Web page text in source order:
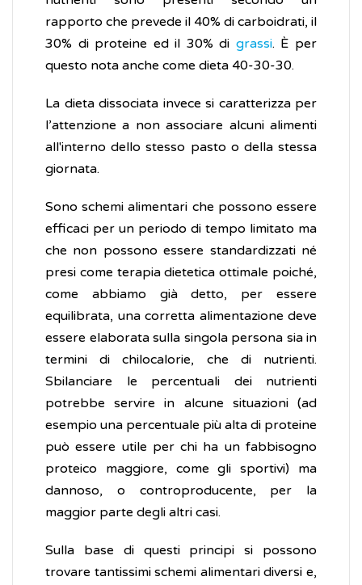
rapporto che prevede il 40% di carboidrati, il
30% di proteine ed il 30% di grassi. È per
questo nota anche come dieta 40-30-30.
La dieta dissociata invece si caratterizza per
l’attenzione a non associare alcuni alimenti
all'interno dello stesso pasto o della stessa
giornata.
Sono schemi alimentari che possono essere
efficaci per un periodo di tempo limitato ma
che non possono essere standardizzati né
presi come terapia dietetica ottimale poiché,
come abbiamo già detto, per essere
equilibrata, una corretta alimentazione deve
essere elaborata sulla singola persona sia in
termini di chilocalorie, che di nutrienti.
Sbilanciare le percentuali dei nutrienti
potrebbe servire in alcune situazioni (ad
esempio una percentuale più alta di proteine
può essere utile per chi ha un fabbisogno
proteico maggiore, come gli sportivi) ma
dannoso, o controproducente, per la
maggior parte degli altri casi.
Sulla base di questi principi si possono
trovare tantissimi schemi alimentari diversi e,